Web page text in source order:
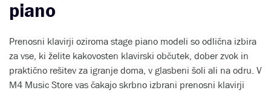
piano
Prenosni klavirji oziroma stage piano modeli so odlična izbira
za vse, ki želite kakovosten klavirski občutek, dober zvok in
praktično rešitev za igranje doma, v glasbeni šoli ali na odru. V
M4 Music Store vas čakajo skrbno izbrani prenosni klavirji